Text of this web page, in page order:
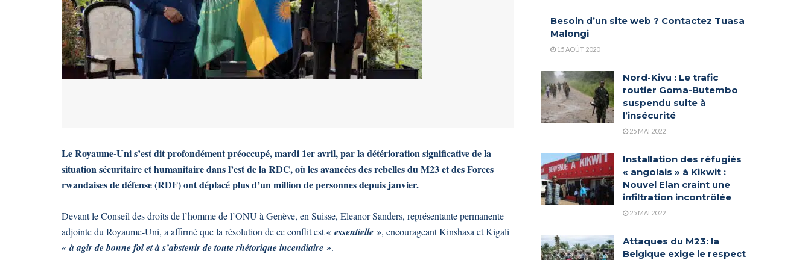
Le Royaume-Uni s’est dit profondément préoccupé, mardi 1er avril, par la détérioration significative de la
situation sécuritaire et humanitaire dans l’est de la RDC, où les avancées des rebelles du M23 et des Forces
rwandaises de défense (RDF) ont déplacé plus d’un million de personnes depuis janvier.
Devant le Conseil des droits de l’homme de l’ONU à Genève, en Suisse, Eleanor Sanders, représentante permanente
adjointe du Royaume-Uni, a affirmé que la résolution de ce conflit est« essentielle », encourageant Kinshasa et Kigali
« à agir de bonne foi et à s’abstenir de toute rhétorique incendiaire ».
Besoin d’un site web ? Contactez Tuasa
Malongi
15 AOÛT 2020
Nord-Kivu : Le trafic
routier Goma-Butembo
suspendu suite à
l’insécurité
25 MAI 2022
Installation des réfugiés
« angolais » à Kikwit :
Nouvel Elan craint une
infiltration incontrôlée
25 MAI 2022
Attaques du M23: la
Belgique exige le respect